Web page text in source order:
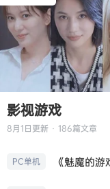
影视游戏
8月1日更新 · 186篇文章
PC单机 《魅魔的